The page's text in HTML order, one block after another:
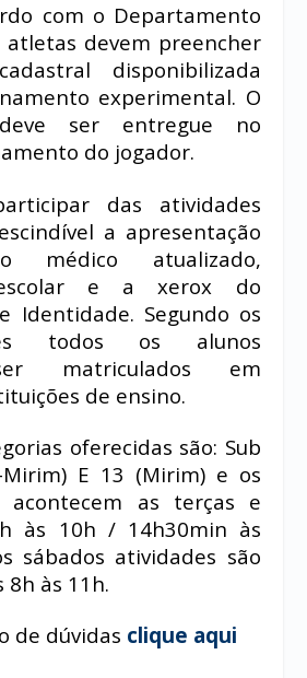
com o Departamento
atletas devem preencher
disponibilizada
experimental. O
ser entregue no
do jogador.
das atividades
a apresentação
médico atualizado,
escolar e a xerox do
Identidade. Segundo os
todos os alunos
matriculados em
de ensino.
oferecidas são: Sub
E 13 (Mirim) e os
acontecem as terças e
às 10h / 14h30min às
sábados atividades são
8h às 11h.
de dúvidas clique aqui